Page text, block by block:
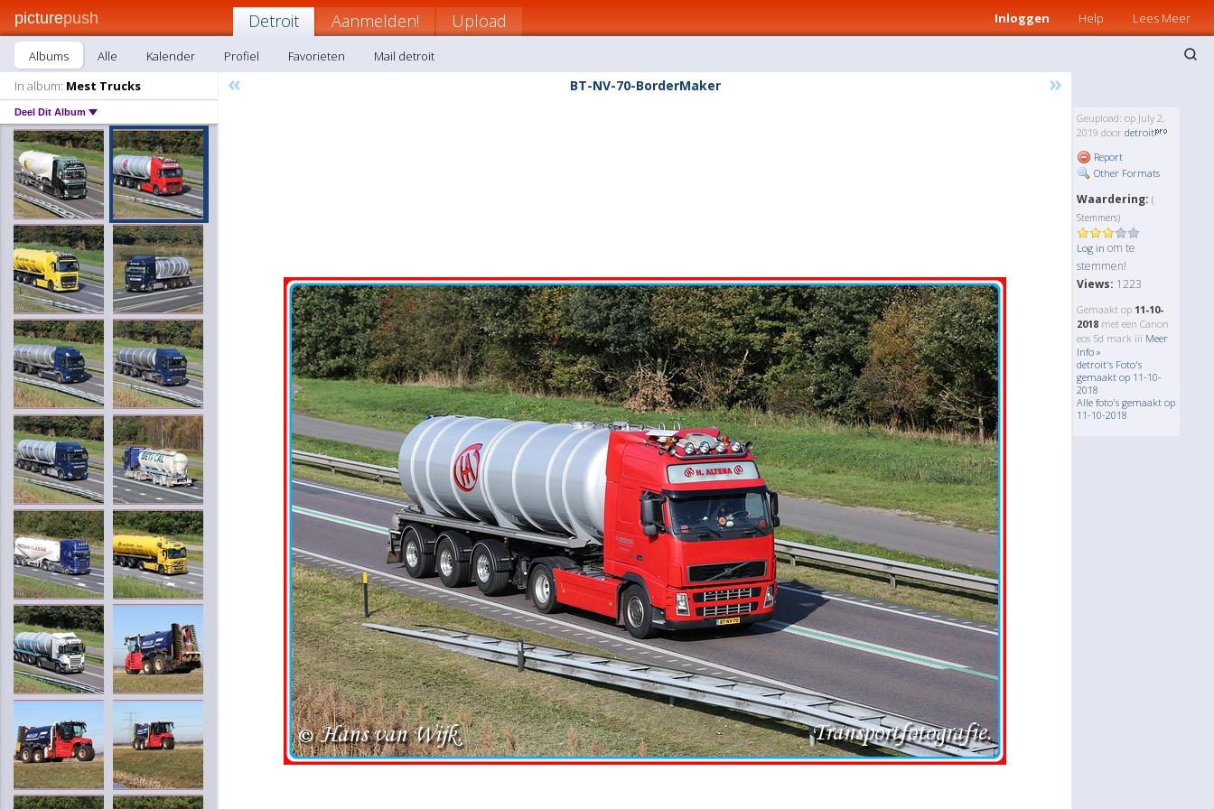
picturepush Inloggen Help Lees Meer
Detroit Aanmelden! Upload
Albums Alle Kalender Profiel Favorieten
Mail detroit
In album: Mest Trucks
Deel Dit Album
« BT-NV-70-BorderMaker »
Geupload: op July 2,
2019 door detroit
Report
Other Formats
Waardering: (
Stemmers)
Log in om te
stemmen!
Views: 1223
Gemaakt op 11-10-
2018 met een Canon
eos 5d mark iii Meer
Info »
detroit's Foto's
gemaakt op 11-10-
2018
Alle foto's gemaakt op
11-10-2018